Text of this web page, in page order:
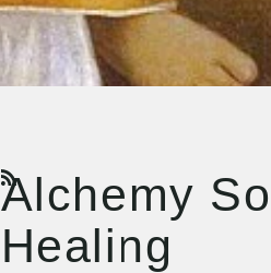
Alchemy
Healing
RSS